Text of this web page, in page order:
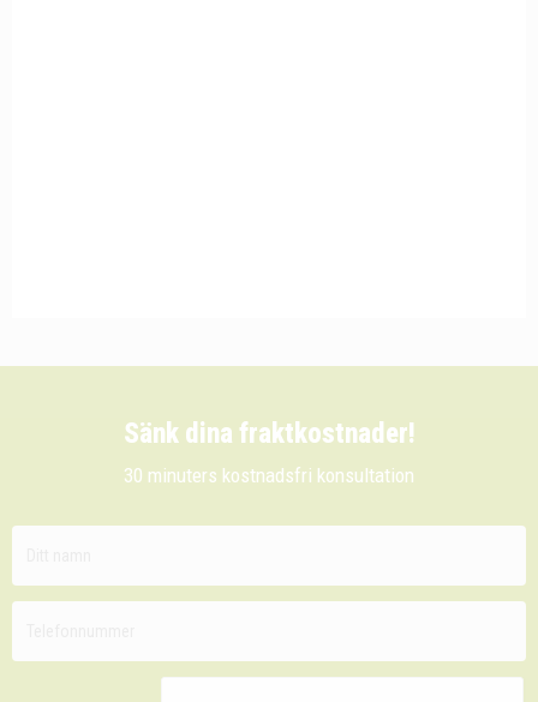
Sänk dina fraktkostnader!
30 minuters kostnadsfri konsultation